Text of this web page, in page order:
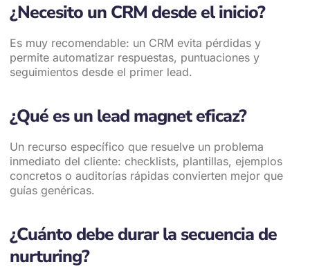
¿Necesito un CRM desde el inicio?
Es muy recomendable: un CRM evita pérdidas y
permite automatizar respuestas, puntuaciones y
seguimientos desde el primer lead.
¿Qué es un lead magnet eficaz?
Un recurso específico que resuelve un problema
inmediato del cliente: checklists, plantillas, ejemplos
concretos o auditorías rápidas convierten mejor que
guías genéricas.
¿Cuánto debe durar la secuencia de
nurturing?